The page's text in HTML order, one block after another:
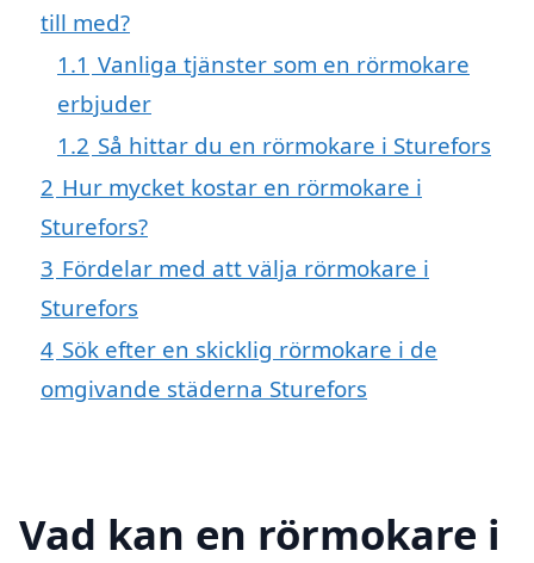
till med?
1.1 Vanliga tjänster som en rörmokare
erbjuder
1.2 Så hittar du en rörmokare i Sturefors
2 Hur mycket kostar en rörmokare i
Sturefors?
3 Fördelar med att välja rörmokare i
Sturefors
4 Sök efter en skicklig rörmokare i de
omgivande städerna Sturefors
Vad kan en rörmokare i